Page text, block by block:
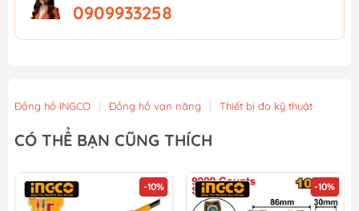
0909933258
Đồng hồ INGCO | Đồng hồ vạn năng | Thiết bị đo kỹ thuật
CÓ THỂ BẠN CŨNG THÍCH
-10% -10%